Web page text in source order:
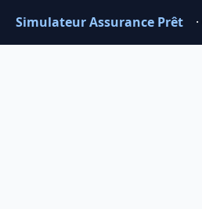
Simulateur Assurance Prêt ·